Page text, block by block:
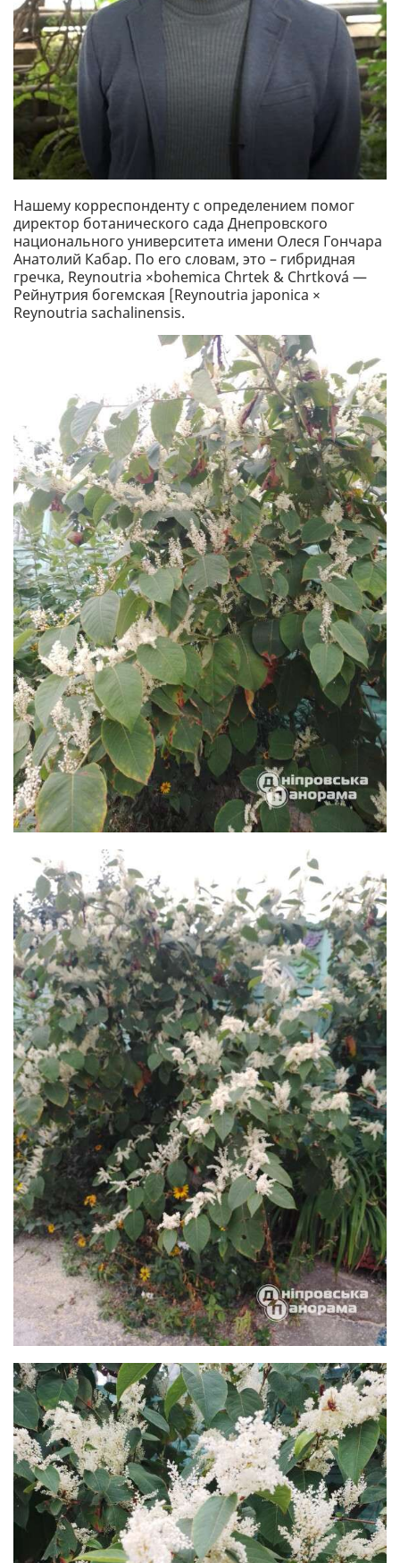
Нашему корреспонденту с определением помог
директор ботанического сада Днепровского
национального университета имени Олеся Гончара
Анатолий Кабар. По его словам, это – гибридная
гречка, Reynoutria ×bohemica Chrtek & Chrtková —
Рейнутрия богемская [Reynoutria japonica ×
Reynoutria sachalinensis.